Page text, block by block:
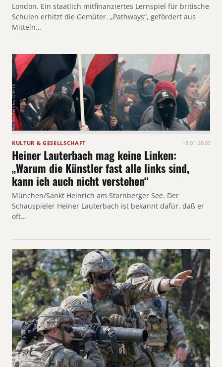
London. Ein staatlich mitfinanziertes Lernspiel für britische
Schulen erhitzt die Gemüter. „Pathways“, gefördert aus
Mitteln…
KULTUR & GESELLSCHAFT 18.01.2026
Heiner Lauterbach mag keine Linken:
„Warum die Künstler fast alle links sind,
kann ich auch nicht verstehen“
München/Sankt Heinrich am Starnberger See. Der
Schauspieler Heiner Lauterbach ist bekannt dafür, daß er
oft…